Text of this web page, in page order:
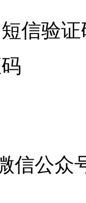
信验证
信公众